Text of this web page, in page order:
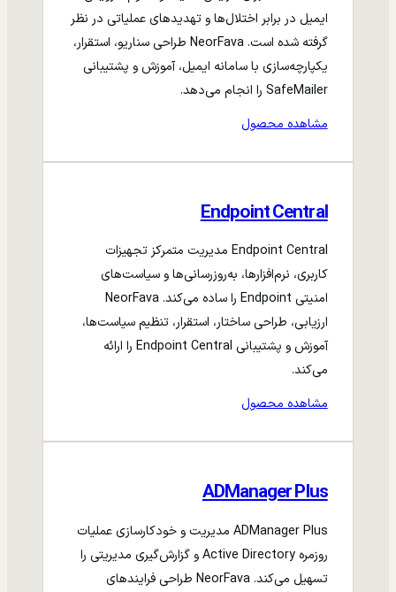
ایمیل در برابر اختلال‌ها و تهدیدهای عملیاتی در نظر
گرفته شده است. NeorFava طراحی سناریو، استقرار،
یکپارچه‌سازی با سامانه ایمیل، آموزش و پشتیبانی
SafeMailer را انجام می‌دهد.
مشاهده محصول
Endpoint Central
Endpoint Central مدیریت متمرکز تجهیزات
کاربری، نرم‌افزارها، به‌روزرسانی‌ها و سیاست‌های
امنیتی Endpoint را ساده می‌کند. NeorFava
ارزیابی، طراحی ساختار، استقرار، تنظیم سیاست‌ها،
آموزش و پشتیبانی Endpoint Central را ارائه
می‌کند.
مشاهده محصول
ADManager Plus
ADManager Plus مدیریت و خودکارسازی عملیات
روزمره Active Directory و گزارش‌گیری مدیریتی را
تسهیل می‌کند. NeorFava طراحی فرایندهای